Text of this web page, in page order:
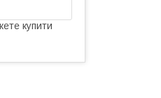
купити